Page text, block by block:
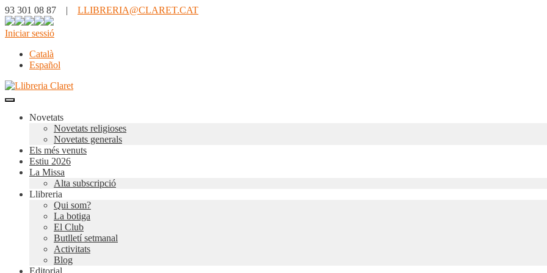
93 301 08 87 | LLIBRERIA@CLARET.CAT
Iniciar sessió
Català
Español
Novetats
Novetats religioses
Novetats generals
Els més venuts
Estiu 2026
La Missa
Alta subscripció
Llibreria
Qui som?
La botiga
El Club
Butlletí setmanal
Activitats
Blog
Editorial